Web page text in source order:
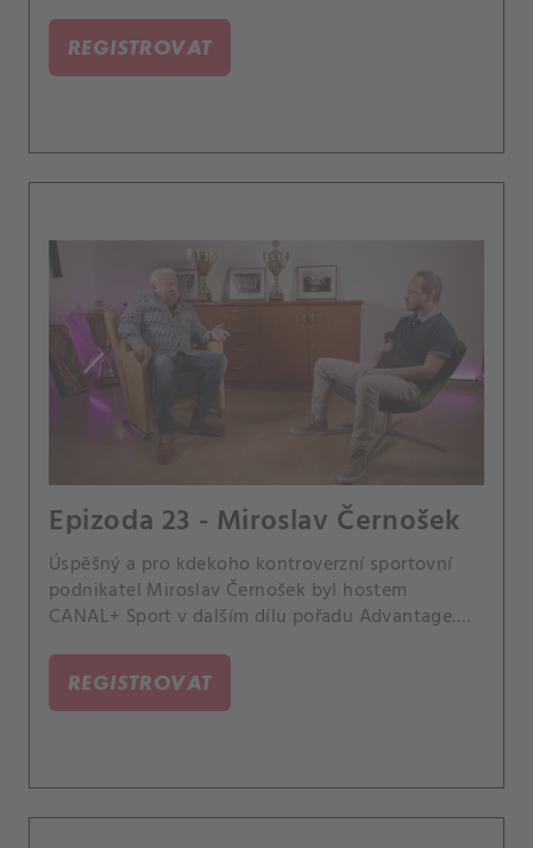
Jak se spolupracuje s hvězdami typu Petry
Kvitové a Karolíny Muchové? V čem tkví jejich
REGISTROVAT
Epizoda 23 - Miroslav Černošek
Úspěšný a pro kdekoho kontroverzní sportovní
podnikatel Miroslav Černošek byl hostem
CANAL+ Sport v dalším dílu pořadu Advantage.
REGISTROVAT